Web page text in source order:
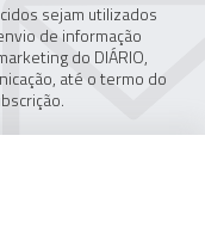
sejam utilizados
de informação
do DIÁRIO,
até o termo do